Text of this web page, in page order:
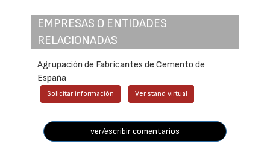
EMPRESAS O ENTIDADES
RELACIONADAS
Agrupación de Fabricantes de Cemento de
España
Solicitar información Ver stand virtual
ver/escribir comentarios